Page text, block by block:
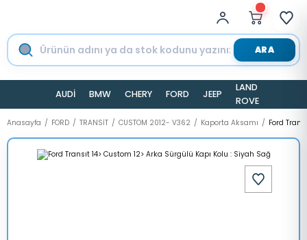
ARA
AUDİ BMW CHERY FORD JEEP
LAND
ROVER
Anasayfa FORD TRANSİT CUSTOM 2012- V362 Kaporta Aksamı Ford